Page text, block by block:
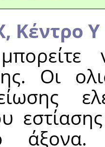
Κέντρο Υ
Οι